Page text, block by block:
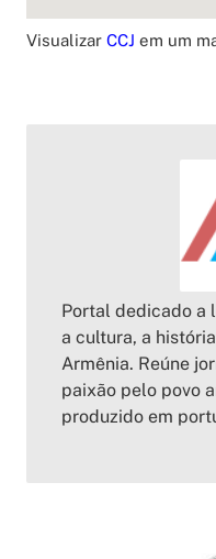
Visualizar CCJ em um
Portal dedicado a
a cultura, a
Armênia. Reúne
paixão pelo povo
produzido em